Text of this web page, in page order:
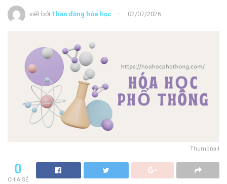
viết bởi Thần đồng hóa học 02/07/2026
Thumbnail
0
CHIA SẺ